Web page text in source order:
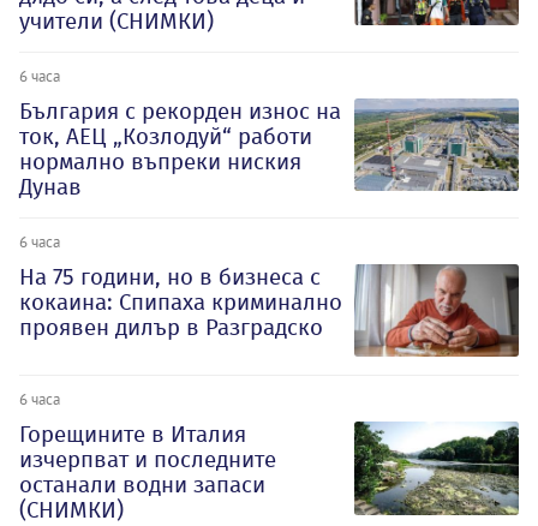
учители (СНИМКИ)
6 часа
България с рекорден износ на
ток, АЕЦ „Козлодуй“ работи
нормално въпреки ниския
Дунав
6 часа
На 75 години, но в бизнеса с
кокаина: Спипаха криминално
проявен дилър в Разградско
6 часа
Горещините в Италия
изчерпват и последните
останали водни запаси
(СНИМКИ)